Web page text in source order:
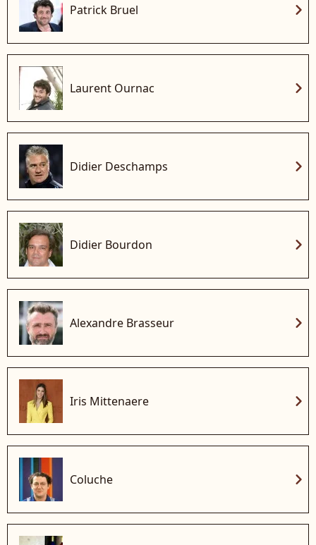
Patrick Bruel chevron_right
Laurent Ournac chevron_right
Didier Deschamps chevron_right
Didier Bourdon chevron_right
Alexandre Brasseur chevron_right
Iris Mittenaere chevron_right
Coluche chevron_right